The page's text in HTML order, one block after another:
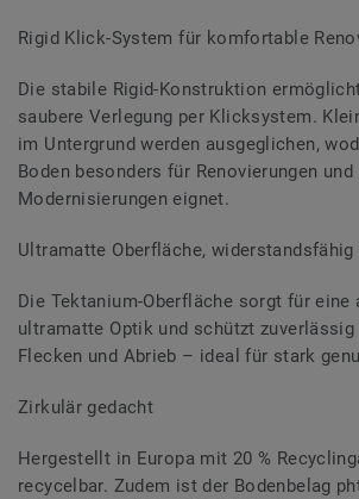
Rigid Klick-System für komfortable
Die stabile Rigid-Konstruktion
saubere Verlegung per Klicksystem.
im Untergrund werden ausgeglichen,
Boden besonders für Renovierungen
Modernisierungen eignet.
Ultramatte Oberfläche,
Die Tektanium-Oberfläche sorgt für eine
ultramatte Optik und schützt zuverlässig
Flecken und Abrieb – ideal für stark
Zirkulär gedacht
Hergestellt in Europa mit 20 %
recycelbar. Zudem ist der Bodenbelag